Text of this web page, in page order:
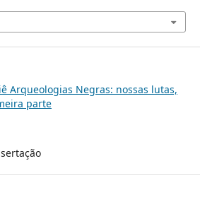
Arqueologias Negras: nossas lutas,
parte